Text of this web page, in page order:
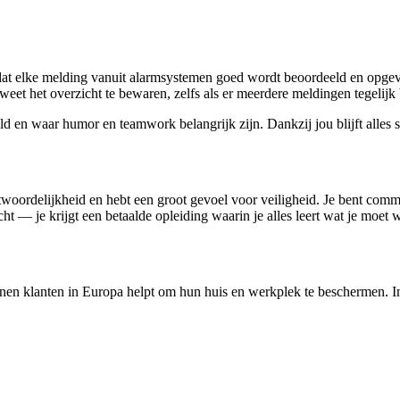
elke melding vanuit alarmsystemen goed wordt beoordeeld en
het overzicht te bewaren, zelfs als er meerdere meldingen
en waar humor en teamwork belangrijk zijn. Dankzij jou blijft
en hebt een groot gevoel voor veiligheid. Je bent
— je krijgt een betaalde opleiding waarin je alles leert wat je moet
klanten in Europa helpt om hun huis en werkplek te beschermen.